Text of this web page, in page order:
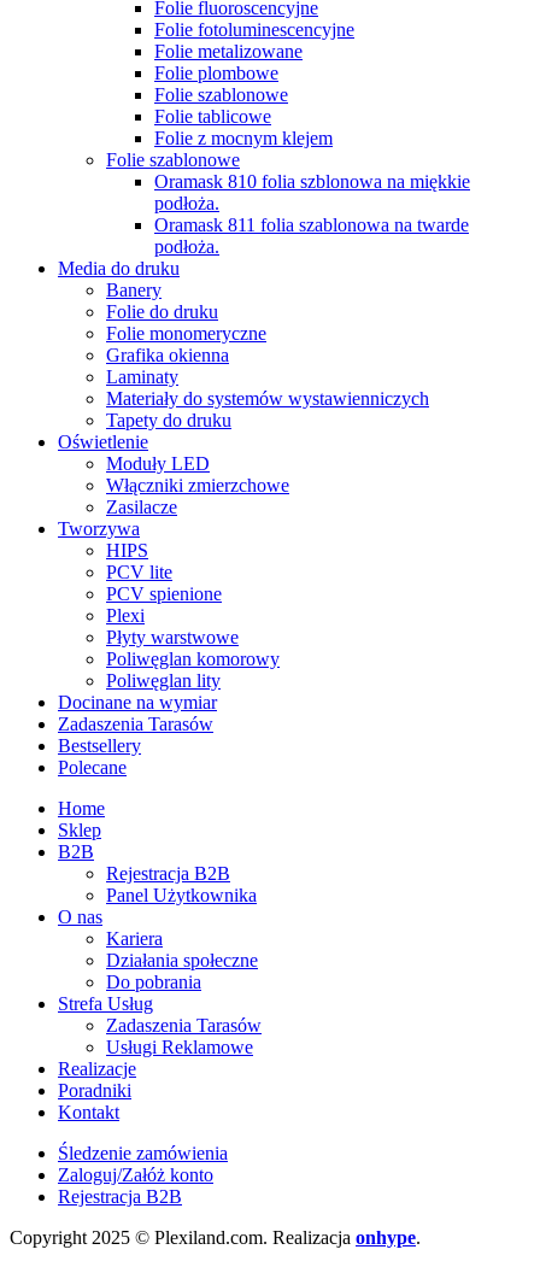
Folie fluoroscencyjne
Folie fotoluminescencyjne
Folie metalizowane
Folie plombowe
Folie szablonowe
Folie tablicowe
Folie z mocnym klejem
Folie szablonowe
Oramask 810 folia szblonowa na miękkie
podłoża.
Oramask 811 folia szablonowa na twarde
podłoża.
Media do druku
Banery
Folie do druku
Folie monomeryczne
Grafika okienna
Laminaty
Materiały do systemów wystawienniczych
Tapety do druku
Oświetlenie
Moduły LED
Włączniki zmierzchowe
Zasilacze
Tworzywa
HIPS
PCV lite
PCV spienione
Plexi
Płyty warstwowe
Poliwęglan komorowy
Poliwęglan lity
Docinane na wymiar
Zadaszenia Tarasów
Bestsellery
Polecane
Home
Sklep
B2B
Rejestracja B2B
Panel Użytkownika
O nas
Kariera
Działania społeczne
Do pobrania
Strefa Usług
Zadaszenia Tarasów
Usługi Reklamowe
Realizacje
Poradniki
Kontakt
Śledzenie zamówienia
Zaloguj/Załóż konto
Rejestracja B2B
Copyright 2025 © Plexiland.com. Realizacja onhype.